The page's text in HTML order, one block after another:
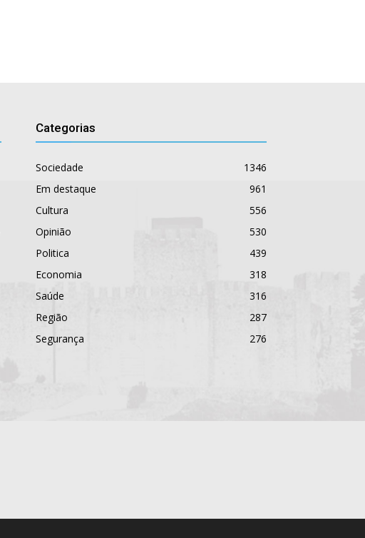
Categorias
Sociedade
1346
Em destaque
961
Cultura
556
Opinião
530
Politica
439
Economia
318
Saúde
316
Região
287
Segurança
276